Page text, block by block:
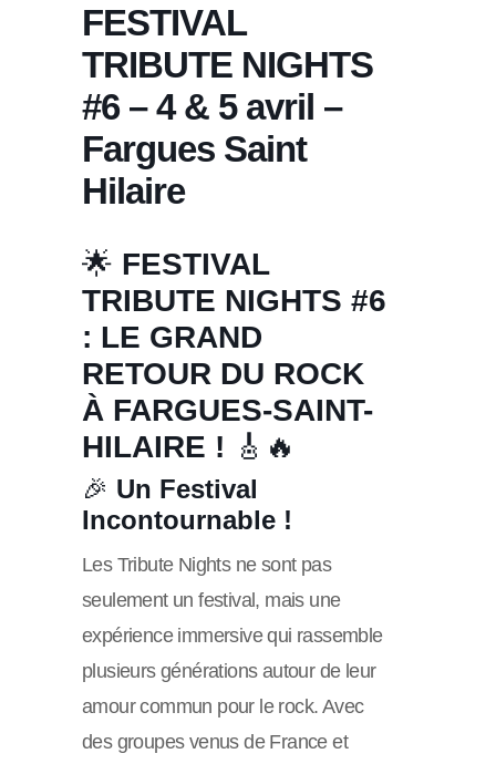
FESTIVAL
TRIBUTE NIGHTS
#6 – 4 & 5 avril –
Fargues Saint
Hilaire
🌟 FESTIVAL
TRIBUTE NIGHTS #6
: LE GRAND
RETOUR DU ROCK
À FARGUES-SAINT-
HILAIRE ! 🎸🔥
🎉 Un Festival
Incontournable !
Les Tribute Nights ne sont pas
seulement un festival, mais une
expérience immersive qui rassemble
plusieurs générations autour de leur
amour commun pour le rock. Avec
des groupes venus de France et